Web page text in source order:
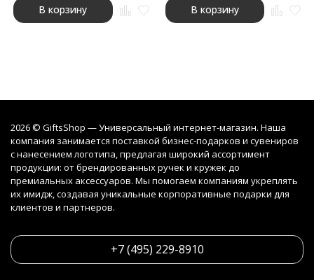
В корзину В корзину
2026 © GiftsShop — Универсальный интернет-магазин. Наша
компания занимается поставкой бизнес-подарков и сувениров
с нанесением логотипа, предлагая широкий ассортимент
продукции: от брендированных ручек и кружек до
премиальных аксессуаров. Мы помогаем компаниям укреплять
их имидж, создавая уникальные корпоративные подарки для
клиентов и партнеров.
+7 (495) 229-8910